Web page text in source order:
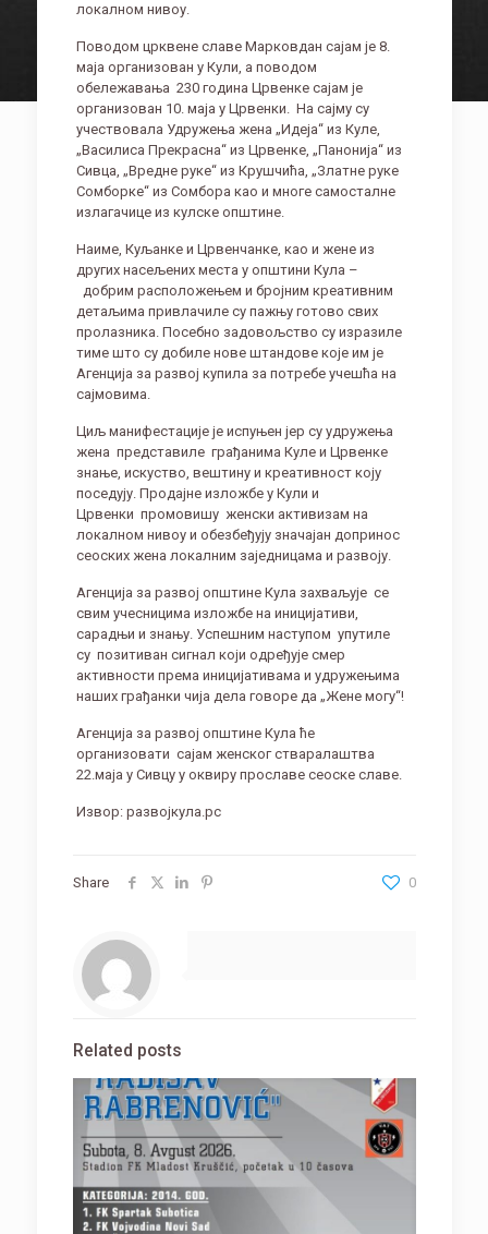
локалном нивоу.
Поводом црквене славе Марковдан сајам је 8.
маја организован у Кули, а поводом
обележавања 230 година Црвенке сајам је
организован 10. маја у Црвенки. На сајму су
учествовала Удружења жена „Идеја“ из Куле,
„Василиса Прекрасна“ из Црвенке, „Панонија“ из
Сивца, „Вредне руке“ из Крушчића, „Златне руке
Сомборке“ из Сомбора као и многе самосталне
излагачице из кулске општине.
Наиме, Куљанке и Црвенчанке, као и жене из
других насељених места у општини Кула –
добрим расположењем и бројним креативним
детаљима привлачиле су пажњу готово свих
пролазника. Посебно задовољство су изразиле
тиме што су добиле нове штандове које им је
Агенција за развој купила за потребе учешћа на
сајмовима.
Циљ манифестације је испуњен јер су удружења
жена представиле грађанима Куле и Црвенке
знање, искуство, вештину и креативност коју
поседују. Продајне изложбе у Кули и
Црвенки промовишу женски активизам на
локалном нивоу и обезбеђују значајан допринос
сеоских жена локалним заједницама и развоју.
Агенција за развој општине Кула захваљује се
свим учесницима изложбе на иницијативи,
сарадњи и знању. Успешним наступом упутиле
су позитиван сигнал који одређује смер
активности према иницијативама и удружењима
наших грађанки чија дела говоре да „Жене могу“!
Агенција за развој општине Кула ће
организовати сајам женског стваралаштва
22.маја у Сивцу у оквиру прославе сеоске славе.
Извор: развојкула.рс
Share 0
Related posts